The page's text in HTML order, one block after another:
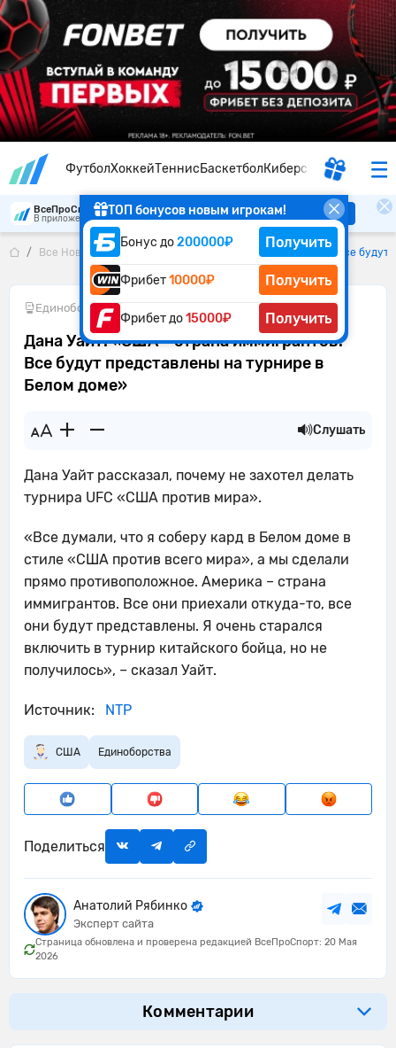
ФутболХоккейТеннисБаскетболКиберспорт
ТОП бонусов новым игрокам!
Бонус до200000₽ Получить
Фрибет10000₽ Получить
Фрибет до15000₽ Получить
ВсеПроСпорт
В приложении удобнее Скачать
Все Новости Дана Уайт: «США – страна иммигрантов. Все
Единоборства •20.05.2026
Дана Уайт: «США – страна иммигрантов.
Все будут представлены на турнире в
Белом доме»
Слушать
Дана Уайт рассказал, почему не захотел делать
турнира UFC «США против мира».
«Все думали, что я соберу кард в Белом доме в
стиле «США против всего мира», а мы сделали
прямо противоположное. Америка – страна
иммигрантов. Все они приехали откуда-то, все
они будут представлены. Я очень старался
включить в турнир китайского бойца, но не
получилось», – сказал Уайт.
Источник: NTP
США Единоборства
Поделиться
Анатолий Рябинко
Эксперт сайта
Страница обновлена и проверена редакцией ВсеПроСпорт: 20 Мая
2026
Комментарии